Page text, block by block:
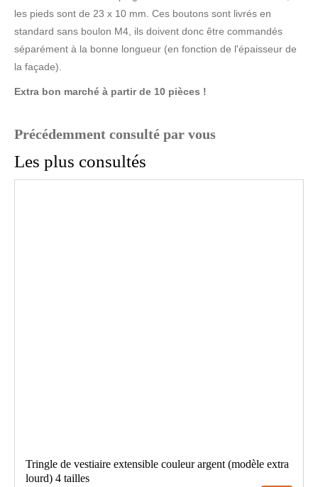
les pieds sont de 23 x 10 mm. Ces boutons sont livrés en
standard sans boulon M4, ils doivent donc être commandés
séparément à la bonne longueur (en fonction de l'épaisseur de
la façade).
Extra bon marché à partir de 10 pièces !
Précédemment consulté par vous
Les plus consultés
Tringle de vestiaire extensible couleur argent (modèle extra
lourd) 4 tailles